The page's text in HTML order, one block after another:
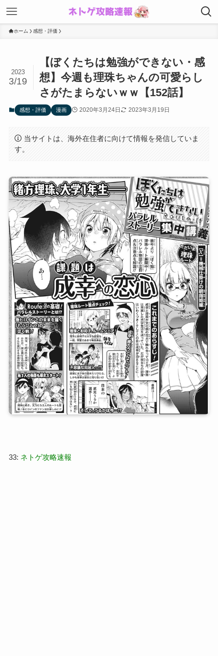
ホーム 感想・評価
【ぼくたちは勉強ができない・感
想】今週も理珠ちゃんの可愛らし
さがたまらないｗｗ【152話】
2023
3/19
感想・評価 漫画 2020年3月24日 2023年3月19日
当サイトは、海外在住者に向けて情報を発信していま
す。
33: ネトゲ攻略速報